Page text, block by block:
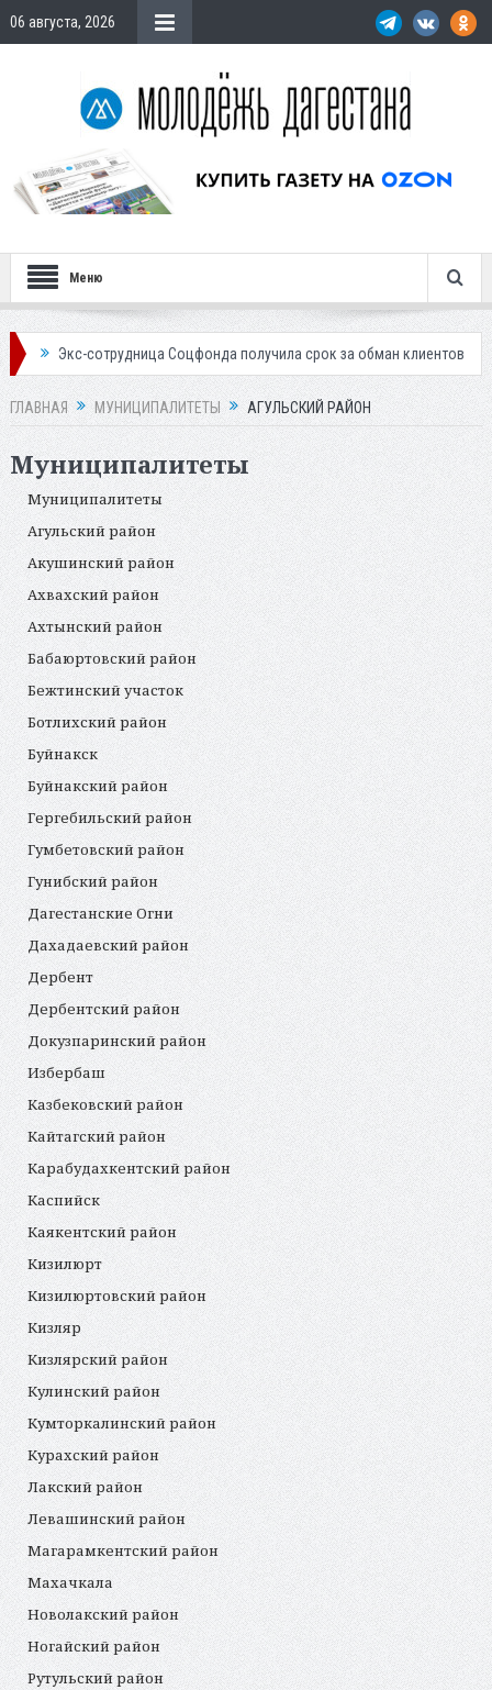
06 августа, 2026
Меню
Экс-сотрудница Соцфонда получила срок за обман клиентов
ГЛАВНАЯ МУНИЦИПАЛИТЕТЫ АГУЛЬСКИЙ РАЙОН
Муниципалитеты
Муниципалитеты
Агульский район
Акушинский район
Ахвахский район
Ахтынский район
Бабаюртовский район
Бежтинский участок
Ботлихский район
Буйнакск
Буйнакский район
Гергебильский район
Гумбетовский район
Гунибский район
Дагестанские Огни
Дахадаевский район
Дербент
Дербентский район
Докузпаринский район
Избербаш
Казбековский район
Кайтагский район
Карабудахкентский район
Каспийск
Каякентский район
Кизилюрт
Кизилюртовский район
Кизляр
Кизлярский район
Кулинский район
Кумторкалинский район
Курахский район
Лакский район
Левашинский район
Магарамкентский район
Махачкала
Новолакский район
Ногайский район
Рутульский район